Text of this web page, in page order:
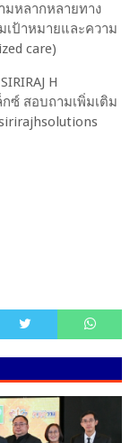
มหลากหลายทาง
ป้าหมายและความ
care)
H
ซ์ สอบถามเพิ่มเติม